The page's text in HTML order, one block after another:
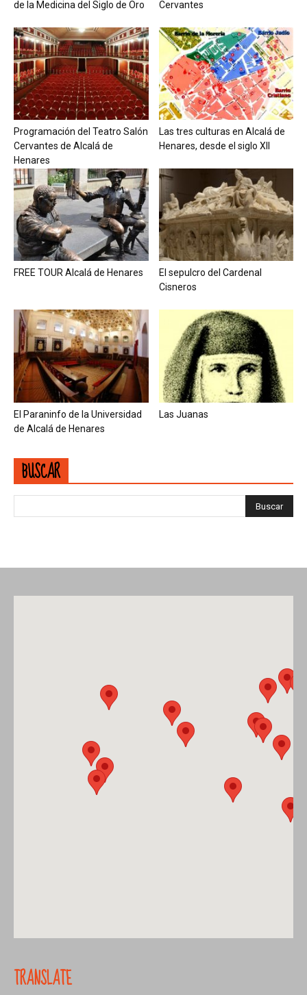
de la Medicina del Siglo de Oro Cervantes
Programación del Teatro Salón
Cervantes de Alcalá de
Henares
Las tres culturas en Alcalá de
Henares, desde el siglo XII
FREE TOUR Alcalá de Henares
El sepulcro del Cardenal
Cisneros
El Paraninfo de la Universidad
de Alcalá de Henares
Las Juanas
BUSCAR
TRANSLATE